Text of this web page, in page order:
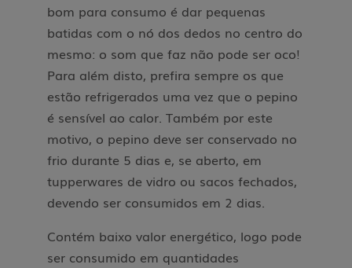
bom para consumo é dar pequenas
batidas com o nó dos dedos no centro do
mesmo: o som que faz não pode ser oco!
Para além disto, prefira sempre os que
estão refrigerados uma vez que o pepino
é sensível ao calor. Também por este
motivo, o pepino deve ser conservado no
frio durante 5 dias e, se aberto, em
tupperwares de vidro ou sacos fechados,
devendo ser consumidos em 2 dias.
Contém baixo valor energético, logo pode
ser consumido em quantidades